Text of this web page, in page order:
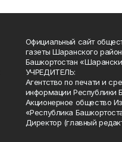
Официальный сайт
газеты Шаранского
Башкортостан
УЧРЕДИТЕЛЬ:
Агентство по печати и
информации Республики
Акционерное общество
«Республика
Директор (главный